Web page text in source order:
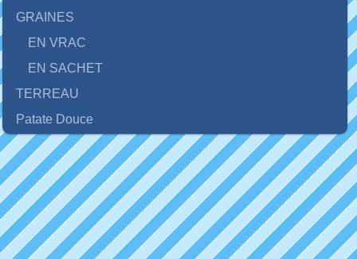
GRAINES
EN VRAC
EN SACHET
TERREAU
Patate Douce